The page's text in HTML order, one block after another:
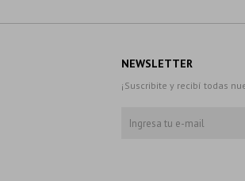
NEWSLETTER
¡Suscribite y recibí todas